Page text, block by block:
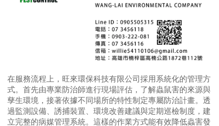
在服務流程上，旺來環保科技有限公司採用系統化的管理方
式。首先由專業防治師進行現場評估，了解蟲鼠害的來源與
孳生環境，接著依據不同場所的特性制定專屬防治計畫。透
過監測設備、誘捕裝置、環境改善建議與定期巡檢制度，建
立完整的病媒管理系統。這樣的作業方式能有效降低蟲害發